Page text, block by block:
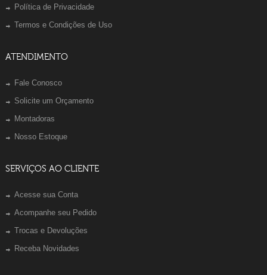
Política de Privacidade
Termos e Condições de Uso
ATENDIMENTO
Fale Conosco
Solicite um Orçamento
Montadoras
Nosso Estoque
SERVIÇOS AO CLIENTE
Acesse sua Conta
Acompanhe seu Pedido
Trocas e Devoluções
Receba Novidades